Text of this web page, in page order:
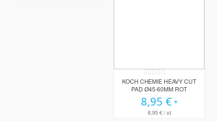
Rating:
0%
KOCH CHEMIE HEAVY CUT
PAD Ø45-60MM ROT
8,95 €
8,95 €/ st